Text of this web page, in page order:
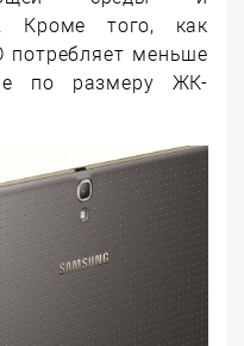
Кроме того, как
потребляет меньше
по размеру ЖК-